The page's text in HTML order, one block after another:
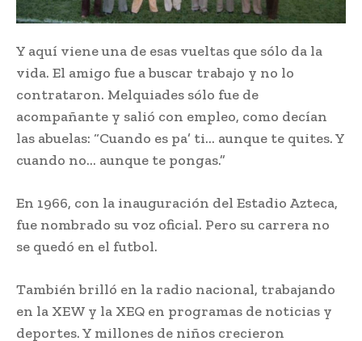
Y aquí viene una de esas vueltas que sólo da la
vida. El amigo fue a buscar trabajo y no lo
contrataron. Melquiades sólo fue de
acompañante y salió con empleo, como decían
las abuelas: “Cuando es pa’ ti… aunque te quites. Y
cuando no… aunque te pongas.”
En 1966, con la inauguración del Estadio Azteca,
fue nombrado su voz oficial. Pero su carrera no
se quedó en el futbol.
También brilló en la radio nacional, trabajando
en la XEW y la XEQ en programas de noticias y
deportes. Y millones de niños crecieron